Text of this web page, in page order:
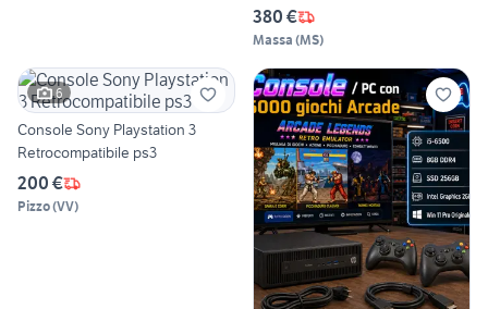
380 €
Massa (MS)
6
Console Sony Playstation 3
Retrocompatibile ps3
200 €
Pizzo(VV)